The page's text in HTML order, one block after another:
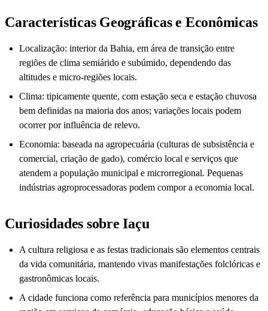
Características Geográficas e Econômicas
Localização: interior da Bahia, em área de transição entre
regiões de clima semiárido e subúmido, dependendo das
altitudes e micro-regiões locais.
Clima: tipicamente quente, com estação seca e estação chuvosa
bem definidas na maioria dos anos; variações locais podem
ocorrer por influência de relevo.
Economia: baseada na agropecuária (culturas de subsistência e
comercial, criação de gado), comércio local e serviços que
atendem a população municipal e microrregional. Pequenas
indústrias agroprocessadoras podem compor a economia local.
Curiosidades sobre Iaçu
A cultura religiosa e as festas tradicionais são elementos centrais
da vida comunitária, mantendo vivas manifestações folclóricas e
gastronômicas locais.
A cidade funciona como referência para municípios menores da